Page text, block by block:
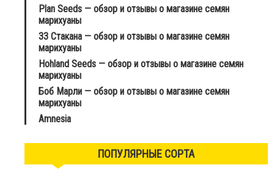
Plan Seeds — обзор и отзывы о магазине семян
марихуаны
33 Стакана — обзор и отзывы о магазине семян
марихуаны
Hohland Seeds — обзор и отзывы о магазине семян
марихуаны
Боб Марли — обзор и отзывы о магазине семян
марихуаны
Amnesia
ПОПУЛЯРНЫЕ СОРТА